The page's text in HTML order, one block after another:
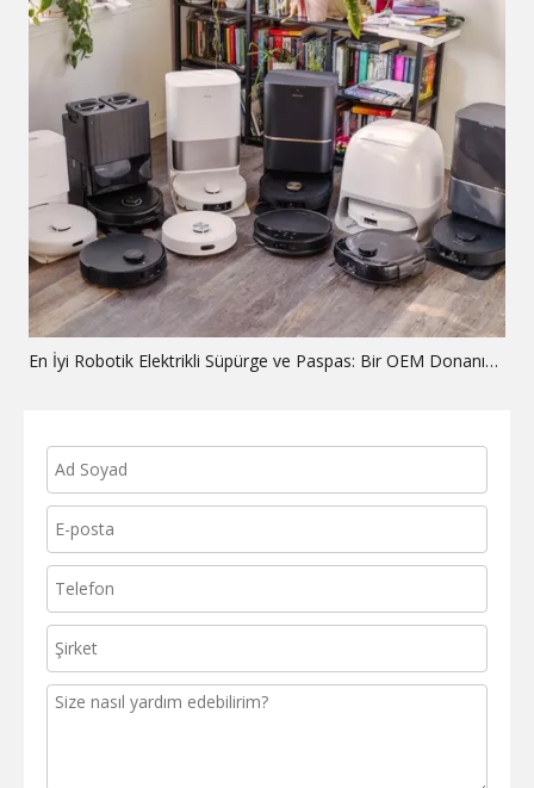
En İyi Robotik Elektrikli Süpürge ve Paspas: Bir OEM Donanım Kılavuzu